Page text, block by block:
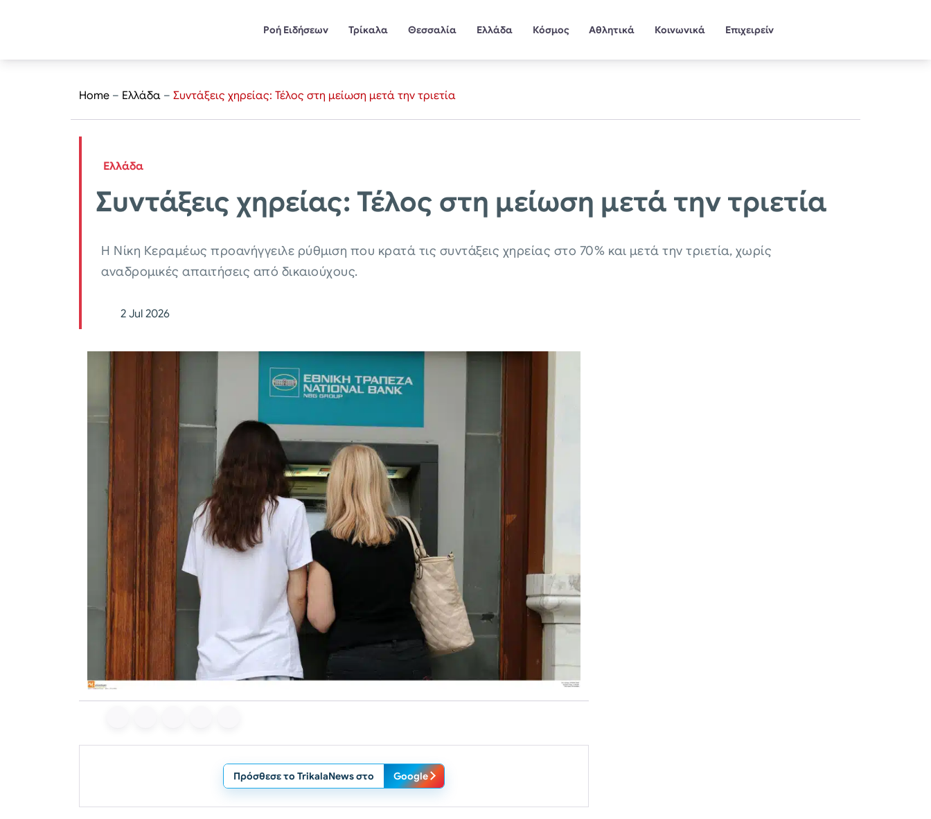
Ροή Ειδήσεων Τρίκαλα Θεσσαλία Ελλάδα Κόσμος Αθλητικά Κοινωνικά Επιχειρείν
Home – Ελλάδα – Συντάξεις χηρείας: Τέλος στη μείωση μετά την τριετία
Ελλάδα
Συντάξεις χηρείας: Τέλος στη μείωση μετά την τριετία
Η Νίκη Κεραμέως προανήγγειλε ρύθμιση που κρατά τις συντάξεις χηρείας στο 70% και μετά την τριετία, χωρίς
αναδρομικές απαιτήσεις από δικαιούχους.
2 Jul 2026
Πρόσθεσε το TrikalaNews στο Google